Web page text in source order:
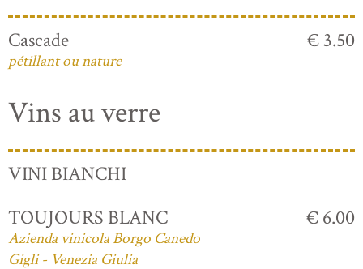
Cascade
pétillant ou nature
€ 3.50
Vins au verre
VINI BIANCHI
TOUJOURS BLANC
Azienda vinicola Borgo Canedo
Gigli - Venezia Giulia
€ 6.00